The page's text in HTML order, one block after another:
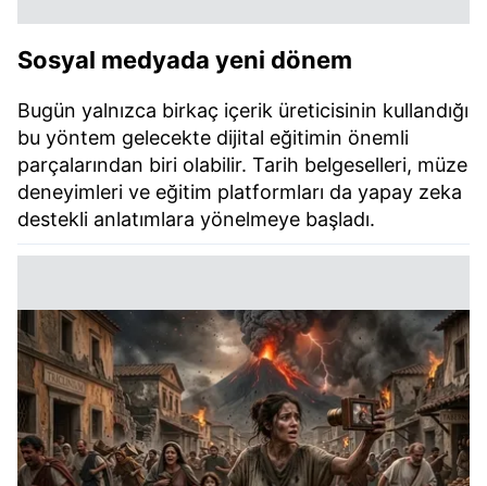
Sosyal medyada yeni dönem
Bugün yalnızca birkaç içerik üreticisinin kullandığı
bu yöntem gelecekte dijital eğitimin önemli
parçalarından biri olabilir. Tarih belgeselleri, müze
deneyimleri ve eğitim platformları da yapay zeka
destekli anlatımlara yönelmeye başladı.